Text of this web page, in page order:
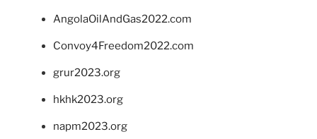
AngolaOilAndGas2022.com
Convoy4Freedom2022.com
grur2023.org
hkhk2023.org
napm2023.org